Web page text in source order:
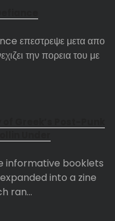
επεστρεψε μετα απο
την πορεια του με
informative booklets
into a zine
ran…